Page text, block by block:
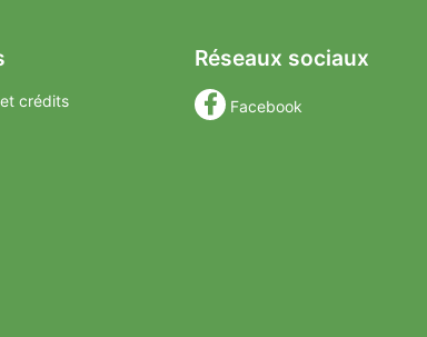
crédits
Réseaux sociaux
Facebook